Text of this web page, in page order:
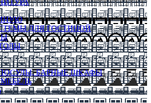
ДЛЯ ГОСТИНОЙ
БАРНЫЕ ШКАФЫ